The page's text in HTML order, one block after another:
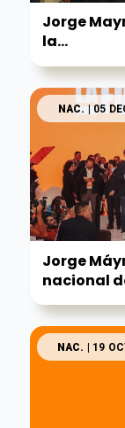
Jorge
la...
NAC.| 05
Jorge
nacional
NAC. | 19